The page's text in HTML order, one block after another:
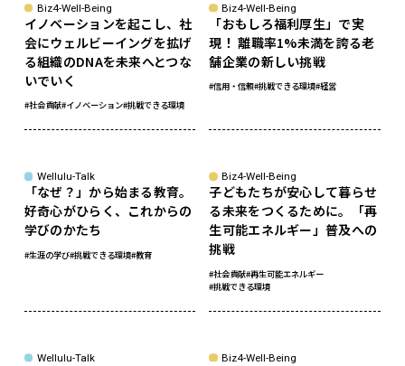
Biz4-Well-Being
イノベーションを起こし、社
会にウェルビーイングを拡げ
る組織のDNAを未来へとつな
いでいく
#社会貢献#イノベーション#挑戦できる環境
Biz4-Well-Being
「おもしろ福利厚生」で実
現！ 離職率1%未満を誇る老
舗企業の新しい挑戦
#信用・信頼#挑戦できる環境#経営
Wellulu-Talk
「なぜ？」から始まる教育。
好奇心がひらく、これからの
学びのかたち
#生涯の学び#挑戦できる環境#教育
Biz4-Well-Being
子どもたちが安心して暮らせ
る未来をつくるために。「再
生可能エネルギー」普及への
挑戦
#社会貢献#再生可能エネルギー
#挑戦できる環境
Wellulu-Talk Biz4-Well-Being